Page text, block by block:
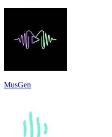
MusGen